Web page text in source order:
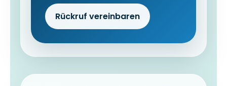
Rückruf vereinbaren